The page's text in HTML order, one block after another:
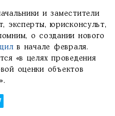
и заместители
эксперты, юрисконсульт,
о создании нового
в начале февраля.
«в целях проведения
оценки объектов